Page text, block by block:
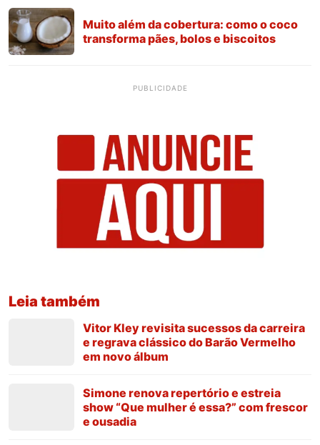
Muito além da cobertura: como o coco
transforma pães, bolos e biscoitos
PUBLICIDADE
Leia também
Vitor Kley revisita sucessos da carreira
e regrava clássico do Barão Vermelho
em novo álbum
Simone renova repertório e estreia
show “Que mulher é essa?” com frescor
e ousadia